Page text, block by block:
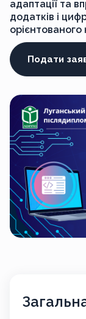
адаптації та
додатків і
орієнтованого
Подати